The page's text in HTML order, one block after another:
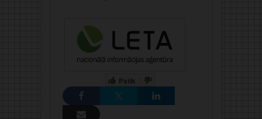
Patīk